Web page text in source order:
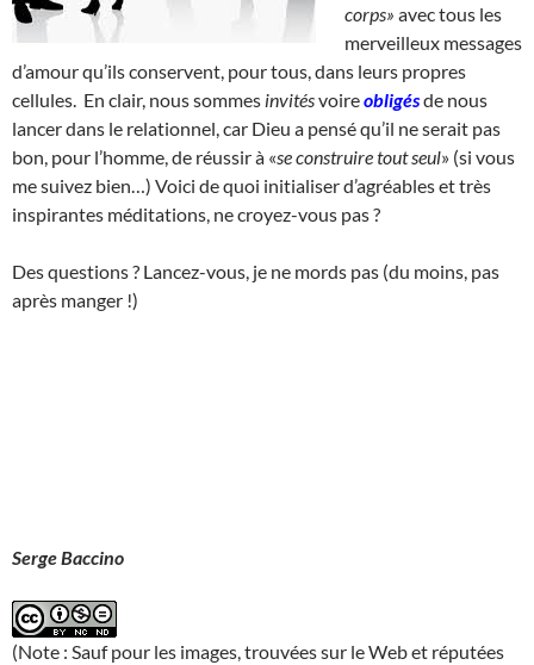
corps» avec tous les
merveilleux messages
d’amour qu’ils conservent, pour tous, dans leurs propres
cellules. En clair, nous sommes invitésvoireobligésde nous
lancer dans le relationnel, car Dieu a pensé qu’il ne serait pas
bon, pour l’homme, de réussir à «se construire tout seul» (si vous
me suivez bien…) Voici de quoi initialiser d’agréables et très
inspirantes méditations, ne croyez-vous pas ?
Des questions ? Lancez-vous, je ne mords pas (du moins, pas
après manger !)
Serge Baccino
(Note : Sauf pour les images, trouvées sur le Web et réputées